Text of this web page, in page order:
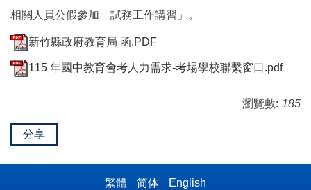
相關人員公假參加「試務工作講習」。
新竹縣政府教育局 函.PDF
115 年國中教育會考人力需求-考場學校聯繫窗口.pdf
瀏覽數: 185
分享
繁體 简体 English